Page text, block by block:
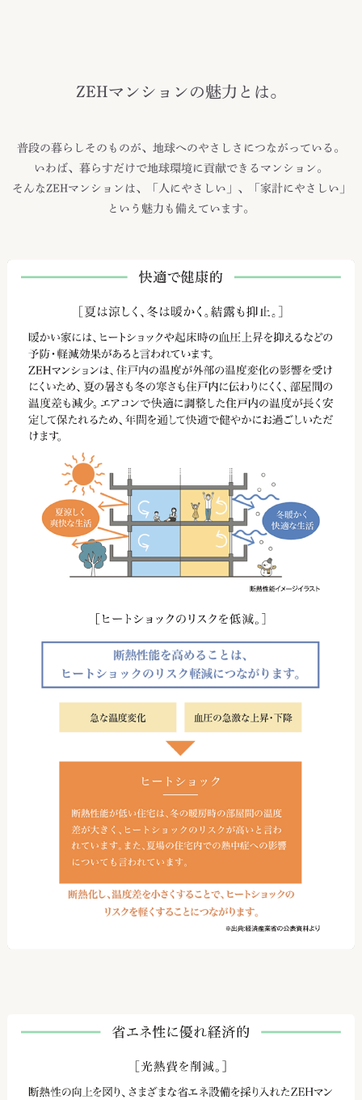
ZEHマンションの魅力とは。
普段の暮らしそのものが、地球へのやさしさにつながっている。
いわば、暮らすだけで地球環境に貢献できるマンション。
そんなZEHマンションは、「人にやさしい」、「家計にやさしい」
という魅力も備えています。